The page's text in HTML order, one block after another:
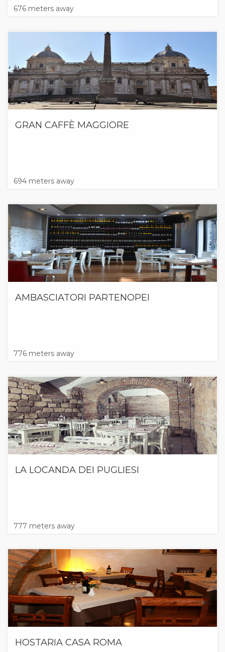
676 meters away
GRAN CAFFÈ MAGGIORE
694 meters away
AMBASCIATORI PARTENOPEI
776 meters away
LA LOCANDA DEI PUGLIESI
777 meters away
HOSTARIA CASA ROMA